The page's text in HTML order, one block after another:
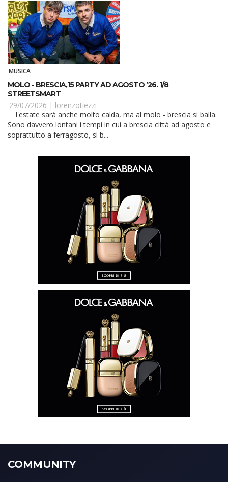
MUSICA
MOLO - BRESCIA,15 PARTY AD AGOSTO ’26. 1/8
STREETSMART
29/07/2026 | lorenzotiezzi
Sono davvero lontani i tempi in cui a brescia città ad agosto e
soprattutto a ferragosto, si b...
COMMUNITY